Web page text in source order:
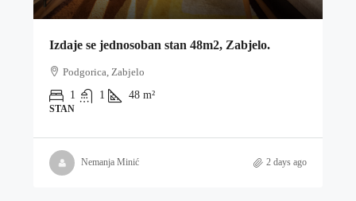
Izdaje se jednosoban stan 48m2, Zabjelo.
Podgorica, Zabjelo
1
1 48 m²
STAN
Nemanja Minić 2 days ago